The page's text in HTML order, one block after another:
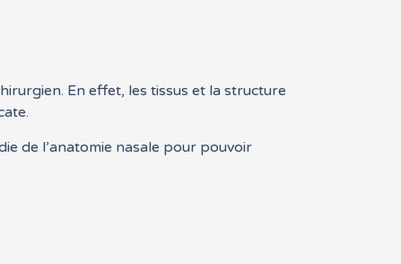
En effet, les tissus et la structure
de l’anatomie nasale pour pouvoir